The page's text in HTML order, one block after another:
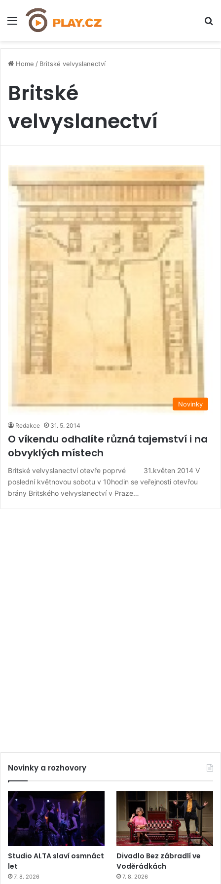
Menu
Home / Britské velvyslanectví
Britské
velvyslanectví
Novinky
Redakce 31. 5. 2014
O víkendu odhalíte různá tajemství i na
obvyklých místech
Britské velvyslanectví otevře poprvé 31.květen 2014 V
poslední květnovou sobotu v 10hodin se veřejnosti otevřou
brány Britského velvyslanectví v Praze…
Novinky a rozhovory
Studio ALTA slaví osmnáct
let
7. 8. 2026
Divadlo Bez zábradlí ve
Voděrádkách
7. 8. 2026